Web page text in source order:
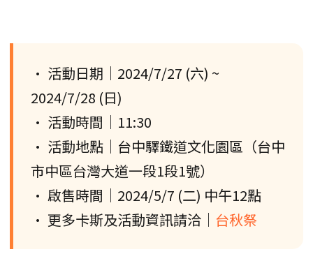
• 活動日期｜2024/7/27 (六) ~
2024/7/28 (日)
• 活動時間｜11:30
• 活動地點｜台中驛鐵道文化園區（台中
市中區台灣大道一段1段1號）
• 啟售時間｜2024/5/7 (二) 中午12點
• 更多卡斯及活動資訊請洽｜ 台秋祭